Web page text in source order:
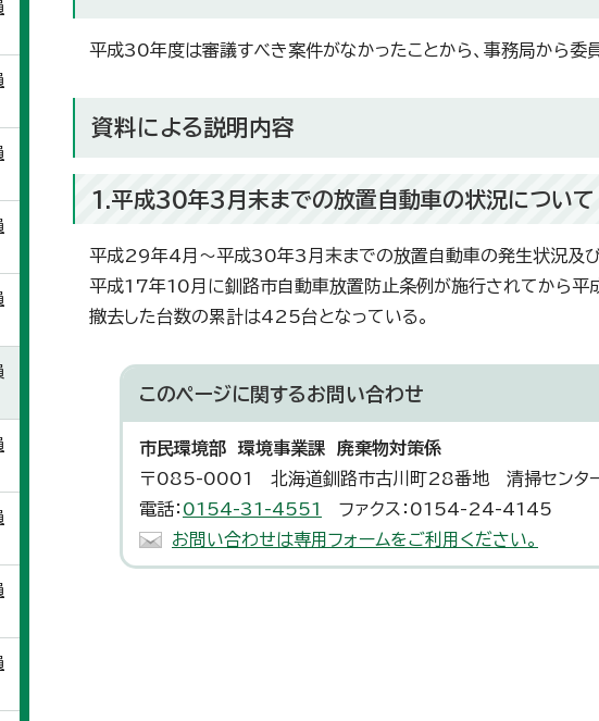
平成30年度は審議すべき案件がなかったことから、事務局から委
資料による説明内容
1.平成30年3月末までの放置自動車の状況について
平成29年4月～平成30年3月末までの放置自動車の発生状況及び
平成17年10月に釧路市自動車放置防止条例が施行されてから
撤去した台数の累計は425台となっている。
このページに関するお問い合わせ
市民環境部 環境事業課 廃棄物対策係
〒085-0001 北海道釧路市古川町28番地 清掃センタ
電話： 0154-31-4551
ファクス：0154-24-4145
お問い合わせは専用フォームをご利用ください。